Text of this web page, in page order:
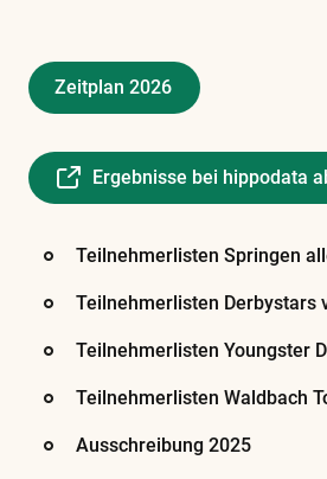
Zeitplan 2026
Ergebnisse bei hippodata
Teilnehmerlisten Springen
Teilnehmerlisten Derbystars
Teilnehmerlisten Youngster
Teilnehmerlisten Waldbach
Ausschreibung 2025